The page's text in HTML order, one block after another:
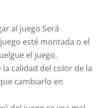
al juego Será
esté montada o el
el juego.
la calidad del color de la
cambiarlo en